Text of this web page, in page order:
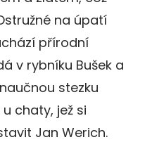
na úpatí
přírodní
v rybníku Bušek a
stezku
chaty, jež si
Jan Werich.